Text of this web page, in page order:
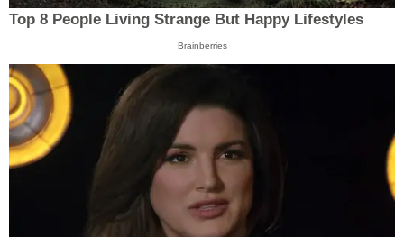
Top 8 People Living Strange But Happy Lifestyles
Brainberries